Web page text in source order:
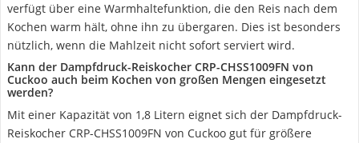
verfügt über eine Warmhaltefunktion, die den Reis nach dem
Kochen warm hält, ohne ihn zu übergaren. Dies ist besonders
nützlich, wenn die Mahlzeit nicht sofort serviert wird.
Kann der Dampfdruck-Reiskocher CRP-CHSS1009FN von
Cuckoo auch beim Kochen von großen Mengen eingesetzt
werden?
Mit einer Kapazität von 1,8 Litern eignet sich der Dampfdruck-
Reiskocher CRP-CHSS1009FN von Cuckoo gut für größere